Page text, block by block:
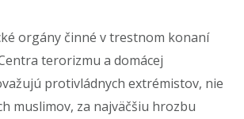
orgány činné v trestnom konaní
terorizmu a domácej
protivládnych extrémistov, nie
muslimov, za najväčšiu hrozbu